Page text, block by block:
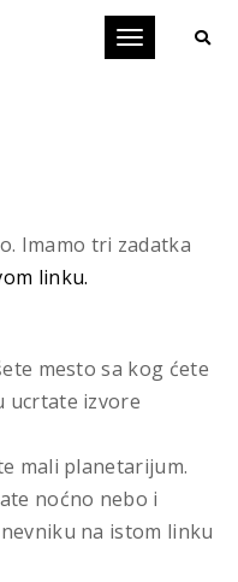
Toggle
Imamo tri zadatka
linku.
mesto sa kog ćete
ucrtate izvore
mali planetarijum.
noćno nebo i
na istom linku